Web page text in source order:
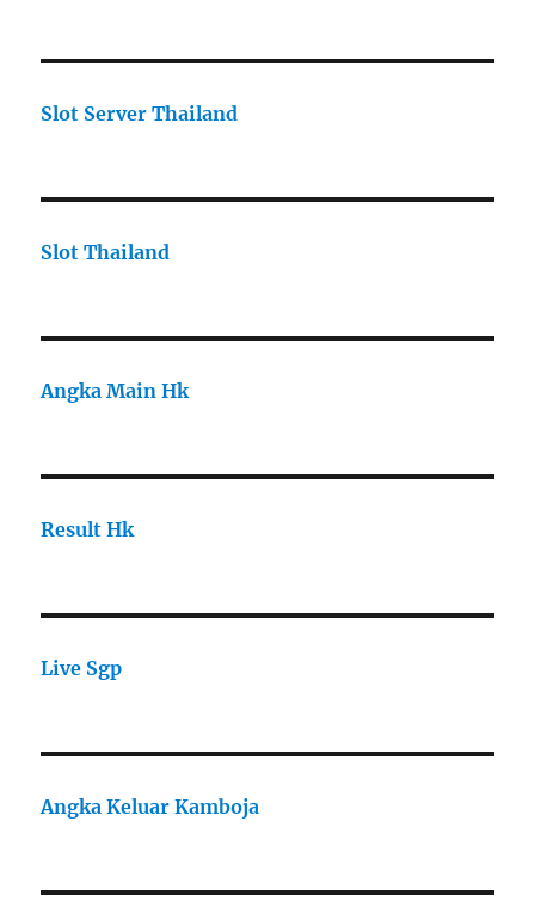
Slot Server Thailand
Slot Thailand
Angka Main Hk
Result Hk
Live Sgp
Angka Keluar Kamboja